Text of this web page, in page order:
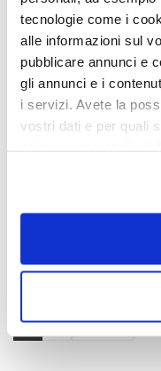
tecnologie come i
alle informazioni sul
pubblicare annunci e
gli annunci e i
i servizi. Avete la
vostri dati e per quali
modificare o
momento dalla
sull'icona di
Con il tuo consenso,
raccogliere
geografica, con
Neuheit
- 10%
€ 346,48 € 311,83
1 2 12 p